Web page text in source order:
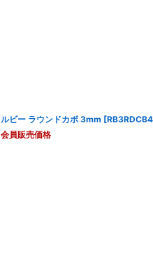
ルビー ラウンドカボ 3mm [RB3RDCB4
会員販売価格